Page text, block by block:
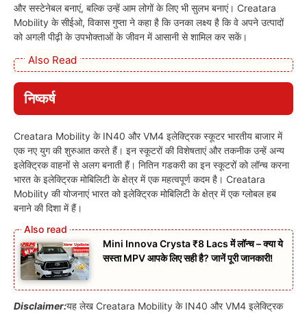
और सस्टेनेबल बनाएं, बल्कि उन्हें आम लोगों के लिए भी सुलभ बनाएं। Creatara
Mobility के सीईओ, विकास गुप्ता ने कहा है कि उनका लक्ष्य है कि वे अपने उत्पादों
को अगली पीढ़ी के उपभोक्ताओं के जीवन में आसानी से शामिल कर सकें।
Also Read
निष्कर्ष
Creatara Mobility के IN40 और VM4 इलेक्ट्रिक स्कूटर भारतीय बाजार में
एक नए युग की शुरुआत करते हैं। इन स्कूटरों की विशेषताएं और तकनीक उन्हें अन्य
इलेक्ट्रिक वाहनों से अलग बनाती हैं। नितिन गडकरी का इन स्कूटरों को लॉन्च करना
भारत के इलेक्ट्रिक मोबिलिटी के क्षेत्र में एक महत्वपूर्ण कदम है। Creatara
Mobility की योजनाएं भारत को इलेक्ट्रिक मोबिलिटी के क्षेत्र में एक ग्लोबल हब
बनाने की दिशा में हैं।
Mini Innova Crysta ₹8 Lacs में लॉन्च – क्या ये
सस्ता MPV आपके लिए सही है? जानें पूरी जानकारी!
Disclaimer:यह लेख Creatara Mobility के IN40 और VM4 इलेक्ट्रिक